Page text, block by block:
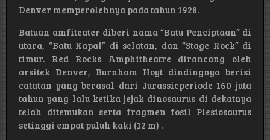
Denver memperolehnya pada tahun 1928.
Batuan amfiteater diberi nama “Batu Penciptaan” di
utara, “Batu Kapal” di selatan, dan “Stage Rock” di
timur. Red Rocks Amphitheatre dirancang oleh
arsitek Denver, Burnham Hoyt dindingnya berisi
catatan yang berasal dari Jurassicperiode 160 juta
tahun yang lalu ketika jejak dinosaurus di dekatnya
telah ditemukan serta fragmen fosil Plesiosaurus
setinggi empat puluh kaki (12 m) .